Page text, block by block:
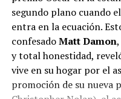
Lejos de mantener la
Trump alimentó la
noticia en su red social
públicamente a la FIFA
injusticia». Este
peligrosa proximidad
segundo plano cuando
entra en la ecuación.
confesadoMatt Damon
y total honestidad,
vive en su hogar por el
promoción de su nueva